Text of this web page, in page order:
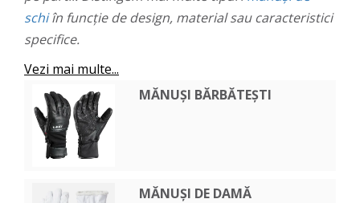
schiîn funcție de design, material sau caracteristici
specifice.
Vezi mai multe...
MĂNUȘI BĂRBĂTEȘTI
MĂNUȘI DE DAMĂ